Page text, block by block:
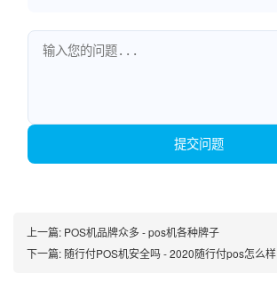
提交问题
上一篇: POS机品牌众多 - pos机各种牌子
下一篇: 随行付POS机安全吗 - 2020随行付pos怎么样